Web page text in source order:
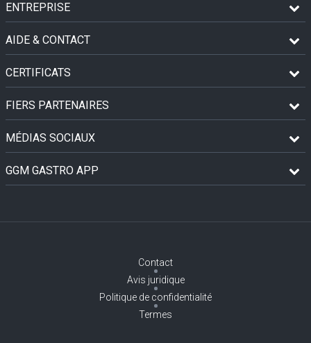
ENTREPRISE
AIDE & CONTACT
CERTIFICATS
FIERS PARTENAIRES
MÉDIAS SOCIAUX
GGM GASTRO APP
Contact
Avis juridique
Politique de confidentialité
Termes